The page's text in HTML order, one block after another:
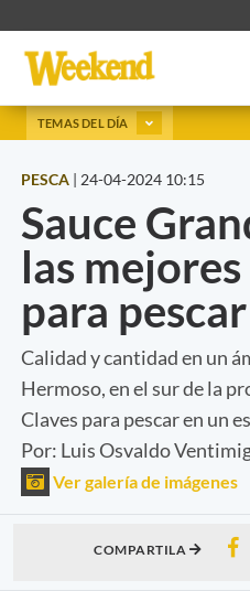
TEMAS DEL DÍA
PESCA | 24-04-2024 10:15
Sauce
las
para
Calidad y cantidad en un
Hermoso, en el sur de la
Claves para pescar en un
Por: Luis Osvaldo
Ver galería de imágenes
COMPARTILA